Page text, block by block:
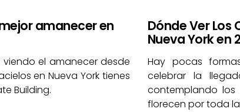
amanecer en
viendo el amanecer desde
en Nueva York tienes
Building.
Dónde Ver Los
Nueva York en
Hay pocas
celebrar la
contemplando los
florecen por toda